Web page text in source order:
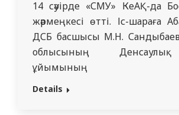
14 сәуірде «СМУ» КеАҚ-да
жәрмеңкесі өтті. Іс-шараға
ДСБ басшысы М.Н.
облысының
ұйымының
қызметкерлерімен
Details